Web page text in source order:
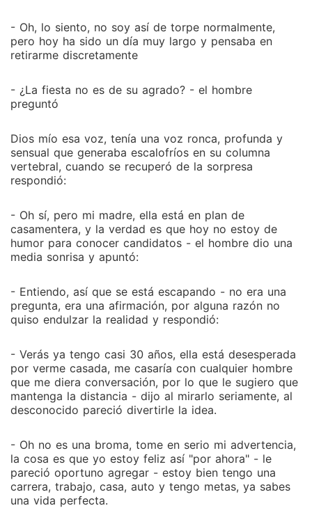
- Oh, lo siento, no soy así de torpe normalmente,
pero hoy ha sido un día muy largo y pensaba en
retirarme discretamente
- ¿La fiesta no es de su agrado? - el hombre
preguntó
Dios mío esa voz, tenía una voz ronca, profunda y
sensual que generaba escalofríos en su columna
vertebral, cuando se recuperó de la sorpresa
respondió:
- Oh sí, pero mi madre, ella está en plan de
casamentera, y la verdad es que hoy no estoy de
humor para conocer candidatos - el hombre dio una
media sonrisa y apuntó:
- Entiendo, así que se está escapando - no era una
pregunta, era una afirmación, por alguna razón no
quiso endulzar la realidad y respondió:
- Verás ya tengo casi 30 años, ella está desesperada
por verme casada, me casaría con cualquier hombre
que me diera conversación, por lo que le sugiero que
mantenga la distancia - dijo al mirarlo seriamente, al
desconocido pareció divertirle la idea.
- Oh no es una broma, tome en serio mi advertencia,
la cosa es que yo estoy feliz así "por ahora" - le
pareció oportuno agregar - estoy bien tengo una
carrera, trabajo, casa, auto y tengo metas, ya sabes
una vida perfecta.